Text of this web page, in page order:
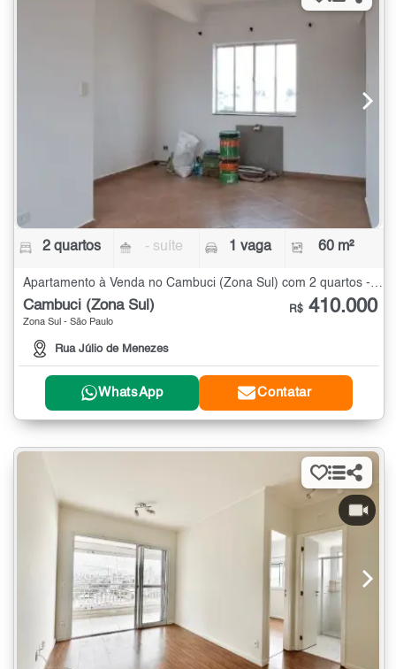
2 quartos - suíte 1 vaga 60 m²
Apartamento à Venda no Cambuci (Zona Sul) com 2 quartos - 60 m²
Cambuci (Zona Sul)
Zona Sul - São Paulo
Rua Júlio de Menezes
R$ 410.000
WhatsApp Contatar